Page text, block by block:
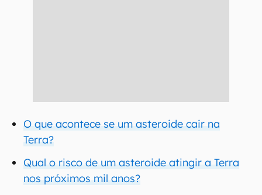
O que acontece se um asteroide cair na
Terra?
Qual o risco de um asteroide atingir a Terra
nos próximos mil anos?